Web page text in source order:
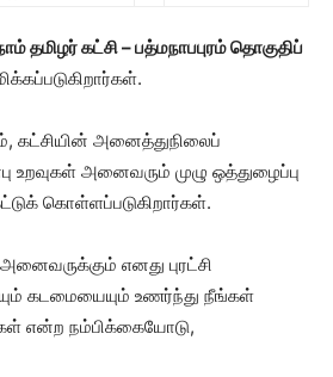
தமிழர் கட்சி – பத்மநாபபுரம் தொகுதிப்
கட்சியின் அனைத்துநிலைப்
உறவுகள் அனைவரும் முழு ஒத்துழைப்பு
கொள்ளப்படுகிறார்கள்.
எனது புரட்சி
கடமையையும் உணர்ந்து நீங்கள்
என்ற நம்பிக்கையோடு,